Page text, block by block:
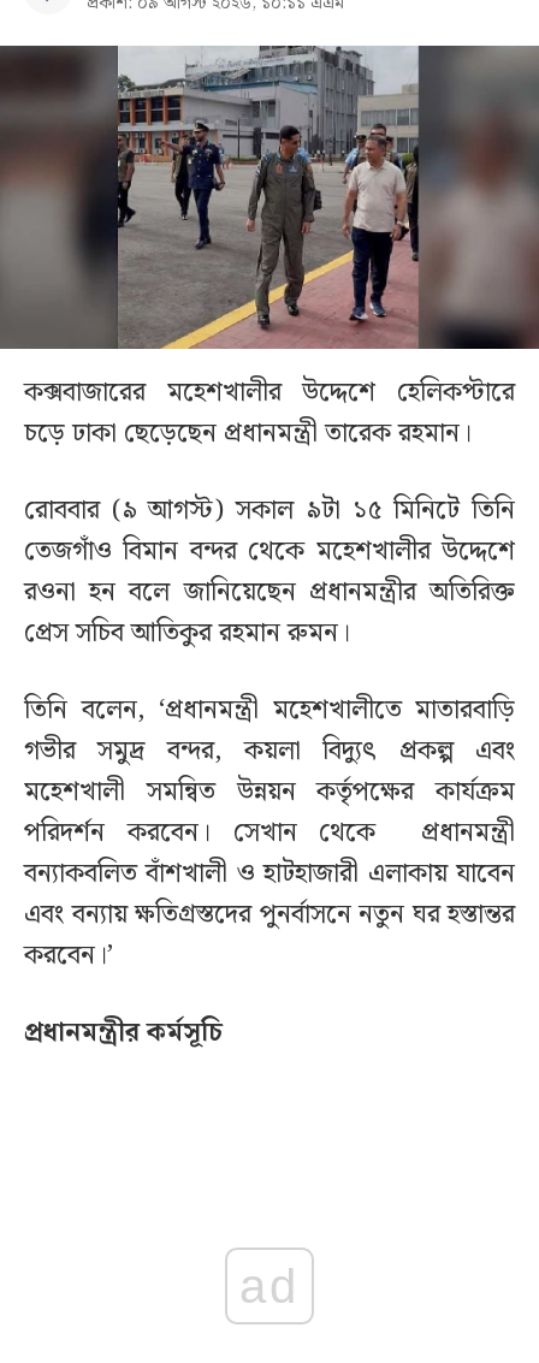
কক্সবাজারের মহেশখালীর উদ্দেশে হেলিকপ্টারে
চড়ে ঢাকা ছেড়েছেন প্রধানমন্ত্রী তারেক রহমান।
রোববার (৯ আগস্ট) সকাল ৯টা ১৫ মিনিটে তিনি
তেজগাঁও বিমান বন্দর থেকে মহেশখালীর উদ্দেশে
রওনা হন বলে জানিয়েছেন প্রধানমন্ত্রীর অতিরিক্ত
প্রেস সচিব আতিকুর রহমান রুমন।
তিনি বলেন, ‘প্রধানমন্ত্রী মহেশখালীতে মাতারবাড়ি
গভীর সমুদ্র বন্দর, কয়লা বিদ্যুৎ প্রকল্প এবং
মহেশখালী সমন্বিত উন্নয়ন কর্তৃপক্ষের কার্যক্রম
পরিদর্শন করবেন। সেখান থেকে প্রধানমন্ত্রী
বন্যাকবলিত বাঁশখালী ও হাটহাজারী এলাকায় যাবেন
এবং বন্যায় ক্ষতিগ্রস্তদের পুনর্বাসনে নতুন ঘর হস্তান্তর
করবেন।’
প্রধানমন্ত্রীর কর্মসূচি
ad